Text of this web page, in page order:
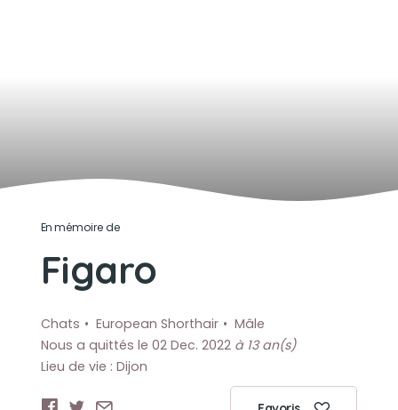
En mémoire de
Figaro
Chats European Shorthair
Mâle
Nous a quittés le 02 Dec. 2022 à 13 an(s)
Lieu de vie : Dijon